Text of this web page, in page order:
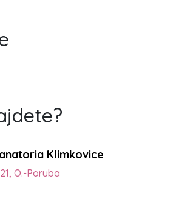
Klimkovice
O.-Poruba